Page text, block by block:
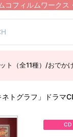
コフィルムワーク
ト（全11種）/おで
トグラフ」ドラマ
CD